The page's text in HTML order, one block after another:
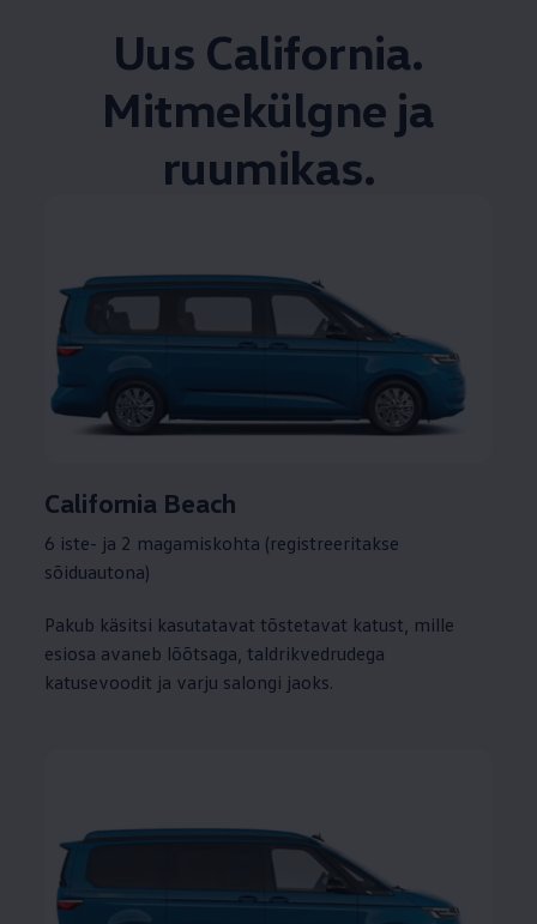
Uus California.
Mitmekülgne ja
ruumikas.
California Beach
6 iste- ja 2 magamiskohta (registreeritakse
sõiduautona)
Pakub käsitsi kasutatavat tõstetavat katust, mille
esiosa avaneb lõõtsaga, taldrikvedrudega
katusevoodit ja varju salongi jaoks.